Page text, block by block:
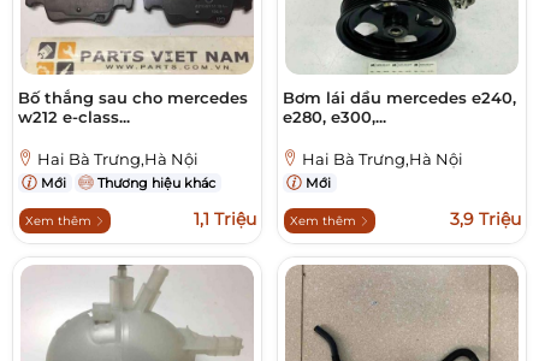
Bố thắng sau cho mercedes
w212 e-class...
Hai Bà Trưng,Hà Nội
Mới Thương hiệu khác
Xem thêm 1,1 Triệu
Bơm lái dầu mercedes e240,
e280, e300,...
Hai Bà Trưng,Hà Nội
Mới
Xem thêm 3,9 Triệu